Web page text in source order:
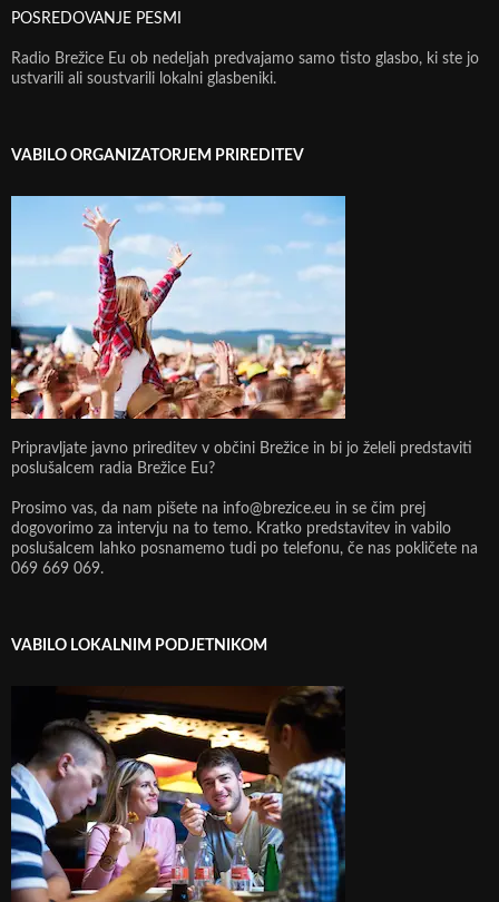
POSREDOVANJE PESMI
Radio Brežice Eu ob nedeljah predvajamo samo tisto glasbo, ki ste jo
ustvarili ali soustvarili lokalni glasbeniki.
VABILO ORGANIZATORJEM PRIREDITEV
Pripravljate javno prireditev v občini Brežice in bi jo želeli predstaviti
poslušalcem radia Brežice Eu?
Prosimo vas, da nam pišete na info@brezice.eu in se čim prej
dogovorimo za intervju na to temo. Kratko predstavitev in vabilo
poslušalcem lahko posnamemo tudi po telefonu, če nas pokličete na
069 669 069.
VABILO LOKALNIM PODJETNIKOM